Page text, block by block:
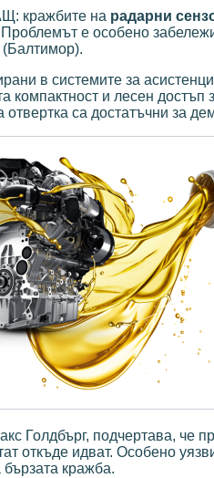
кражбите на радарни
е особено
в системите за
компактност и лесен
са достатъчни за
Голдбърг, подчертава, че
откъде идват. Особено
кражба.